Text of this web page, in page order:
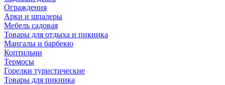
Ограждения
Арки и шпалеры
Мебель садовая
Товары для отдыха и пикника
Мангалы и барбекю
Коптильни
Термосы
Горелки туристические
Товары для пикника